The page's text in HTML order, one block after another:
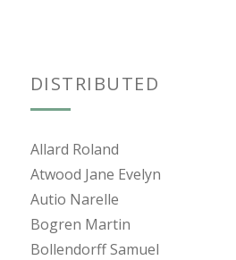
DISTRIBUTED
Allard Roland
Atwood Jane Evelyn
Autio Narelle
Bogren Martin
Bollendorff Samuel